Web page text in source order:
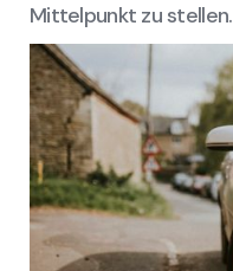
Mittelpunkt zu stellen.